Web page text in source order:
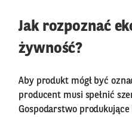
Jak rozpoznać
żywność?
Aby produkt mógł być
producent musi spełnić
Gospodarstwo